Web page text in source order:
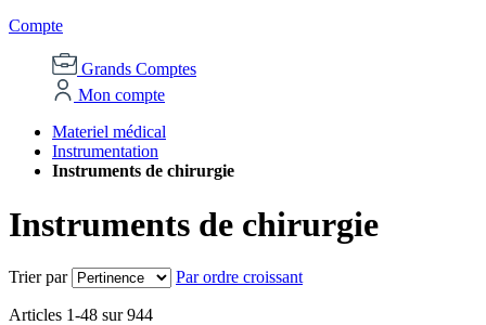
Compte
Grands Comptes
Mon compte
Materiel médical
Instrumentation
Instruments de chirurgie
Instruments de chirurgie
Trier par Par ordre croissant
Articles 1-48 sur944